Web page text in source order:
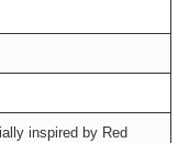
inspired by Red